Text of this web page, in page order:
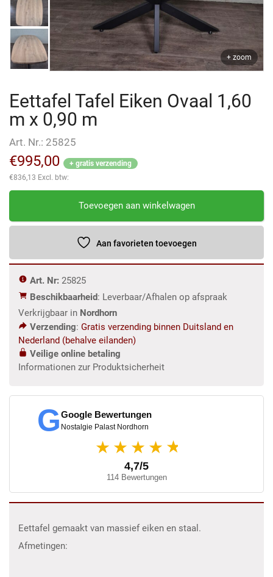
+ zoom
Eettafel Tafel Eiken Ovaal 1,60
m x 0,90 m
Art. Nr.: 25825
€995,00
+ gratis verzending
€836,13 Excl. btw:
Eettafel
Eiken
1,60
aantal
Toevoegen aan winkelwagen
Aan favorieten toevoegen
Art. Nr: 25825
Beschikbaarheid: Leverbaar/Afhalen op afspraak
Verkrijgbaar in Nordhorn
Verzending: Gratis verzending binnen Duitsland en
Nederland (behalve eilanden)
Veilige online betaling
Informationen zur Produktsicherheit
GGoogle Bewertungen
Nostalgie Palast Nordhorn
★★★★ ★
4,7/5
114 Bewertungen
Eettafel gemaakt van massief eiken en staal.
Afmetingen: